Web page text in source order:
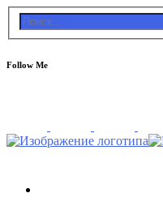
Follow Me